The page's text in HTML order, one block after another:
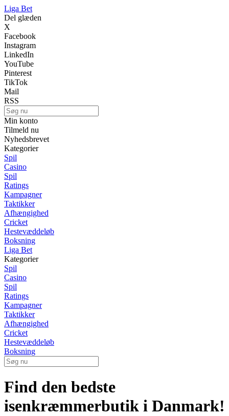
Liga Bet
Del glæden
X
Facebook
Instagram
LinkedIn
YouTube
Pinterest
TikTok
Mail
RSS
Min konto
Tilmeld nu
Nyhedsbrevet
Kategorier
Spil
Casino
Spil
Ratings
Kampagner
Taktikker
Afhængighed
Cricket
Hestevæddeløb
Boksning
Liga Bet
Kategorier
Spil
Casino
Spil
Ratings
Kampagner
Taktikker
Afhængighed
Cricket
Hestevæddeløb
Boksning
Find den bedste
isenkræmmerbutik i Danmark!